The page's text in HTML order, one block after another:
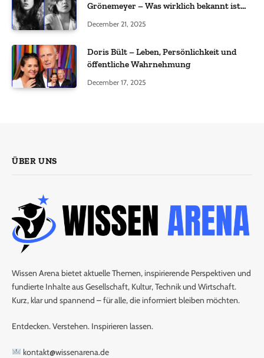
Grönemeyer – Was wirklich bekannt ist
December 21, 2025
Doris Bült – Leben, Persönlichkeit und
öffentliche Wahrnehmung
December 17, 2025
ÜBER UNS
Wissen Arena bietet aktuelle Themen, inspirierende Perspektiven und
fundierte Inhalte aus Gesellschaft, Kultur, Technik und Wirtschaft.
Kurz, klar und spannend – für alle, die informiert bleiben möchten.
Entdecken. Verstehen. Inspirieren lassen.
kontakt@wissenarena.de